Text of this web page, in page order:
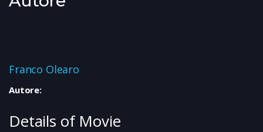
Franco Olearo
Autore:
Details of Movie